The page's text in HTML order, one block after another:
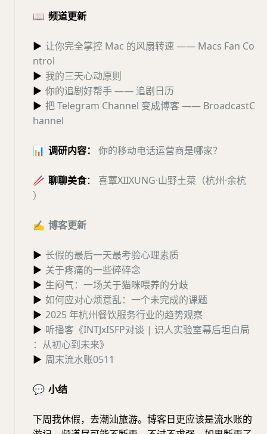
📖 频道更新
▶ 让你完全掌控 Mac 的风扇转速 —— Macs Fan Co
ntrol
▶ 我的三天心动原则
▶ 你的追剧好帮手 —— 追剧日历
▶ 把 Telegram Channel 变成博客 —— BroadcastC
hannel
📊 调研内容： 你的移动电话运营商是哪家？
🥢 聊聊美食： 喜蕈XIIXUNG·山野土菜（杭州·余杭
）
✍️ 博客更新
▶ 长假的最后一天最考验心理素质
▶ 关于疼痛的一些碎碎念
▶ 生闷气：一场关于猫咪喂养的分歧
▶ 如何应对心烦意乱：一个未完成的课题
▶ 2025 年杭州餐饮服务行业的趋势观察
▶ 听播客《INTJxISFP对谈 | 识人实验室幕后坦白局
：从初心到未来》
▶ 周末流水账0511
💬 小结
下周我休假，去潮汕旅游。博客日更应该是流水账的